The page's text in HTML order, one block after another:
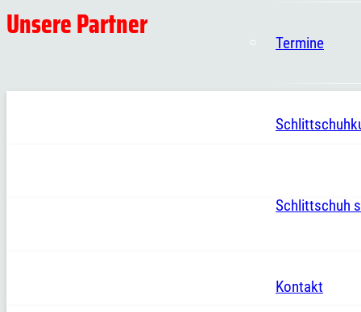
Termine
Schlittschuh
Kontakt
Unsere Partner